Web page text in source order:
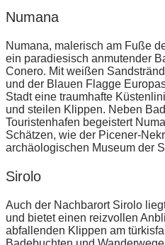
Numana
Numana, malerisch am Fuße
ein paradiesisch anmutender
Conero. Mit weißen
und der Blauen Flagge
Stadt eine traumhafte
und steilen Klippen. Neben
Touristenhafen begeistert
Schätzen, wie der Picener-
archäologischen Museum der
Sirolo
Auch der Nachbarort Sirolo
und bietet einen reizvollen
abfallenden Klippen am